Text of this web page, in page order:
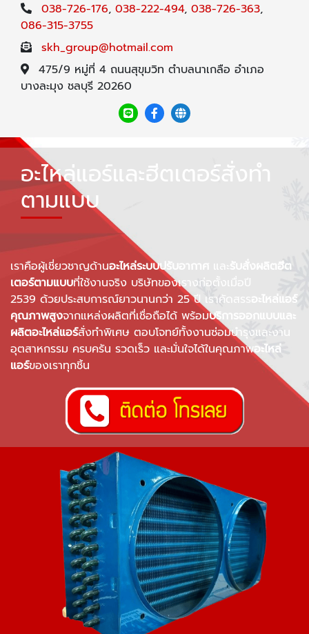
038-726-176, 038-222-494, 038-726-363,
086-315-3755
skh_group@hotmail.com
475/9 หมู่ที่ 4 ถนนสุขุมวิท ตำบลนาเกลือ อำเภอ
บางละมุง ชลบุรี 20260
อะไหล่แอร์และฮีตเตอร์สั่งทำ
ตามแบบ
เราคือผู้เชี่ยวชาญด้านอะไหล่ระบบปรับอากาศ และรับสั่งผลิตฮีต
เตอร์ตามแบบที่ใช้งานจริง บริษัทของเรางก่อตั้งเมื่อปี
2539 ด้วยประสบการณ์ยาวนานกว่า 25 ปี เราคัดสรรอะไหล่แอร์
คุณภาพสูงจากแหล่งผลิตที่เชื่อถือได้ พร้อมบริการออกแบบและ
ผลิตอะไหล่แอร์สั่งทำพิเศษ ตอบโจทย์ทั้งงานซ่อมบำรุงและงาน
อุตสาหกรรม ครบครัน รวดเร็ว และมั่นใจได้ในคุณภาพอะไหล่
แอร์ของเราทุกชิ้น